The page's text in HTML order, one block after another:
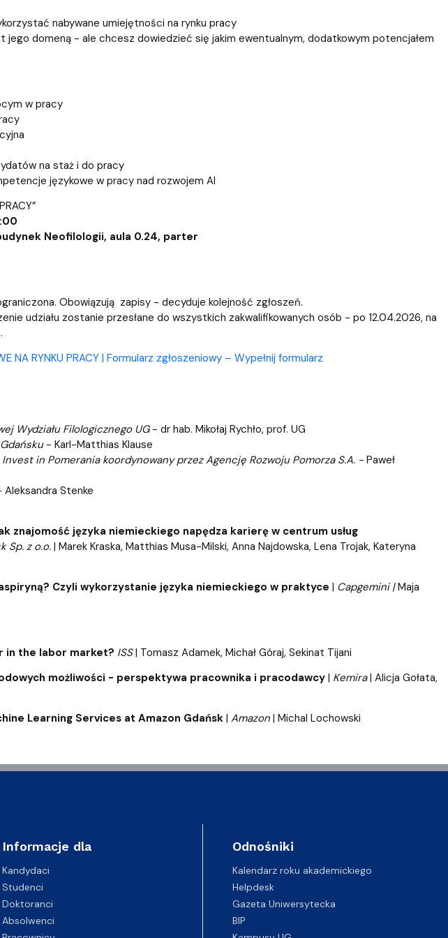
nabywane umiejętności na rynku pracy
jego domeną - ale chcesz dowiedzieć się jakim ewentualnym, dodatkowym potencjałem
w pracy
na staż i do pracy
językowe w pracy nad rozwojem AI
Neofilologii, aula 0.24, parter
Obowiązują zapisy - decyduje kolejność zgłoszeń.
udziału zostanie przesłane do wszystkich zakwalifikowanych osób - po 12.04.2026, na
NA RYNKU PRACY | Formularz zgłoszeniowy – Wypełnij formularz
Wydziału Filologicznego UG- dr hab. Mikołaj Rychło, prof. UG
- Karl-Matthias Klause
in Pomerania koordynowany przez Agencję Rozwoju Pomorza S.A. -Paweł
Stenke
znajomość języka niemieckiego napędza karierę w centrum usług
Sp. z o.o.| Marek Kraska, Matthias Musa-Milski, Anna Najdowska, Lena Trojak, Kateryna
Czyli wykorzystanie języka niemieckiego w praktyce | Capgemini |Maja
in the labor market? ISS| Tomasz Adamek, Michał Góraj, Sekinat Tijani
możliwości - perspektywa pracownika i pracodawcy | Kemira| Alicja Gołata,
Learning Services at Amazon Gdańsk| Amazon| Michal Lochowski
Informacje dla
Kandydaci
Studenci
Doktoranci
Absolwenci
Odnośniki
Kalendarz roku akademickiego
Helpdesk
Gazeta Uniwersytecka
BIP